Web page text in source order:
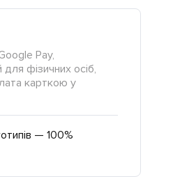
Pay,
фізичних осіб,
карткою у
— 100%